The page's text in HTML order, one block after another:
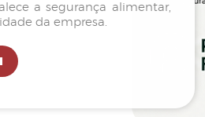
a segurança alimentar,
da empresa.